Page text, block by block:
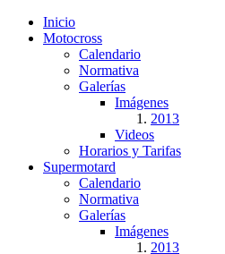
Inicio
Motocross
Calendario
Normativa
Galerías
Imágenes
2013
Videos
Horarios y Tarifas
Supermotard
Calendario
Normativa
Galerías
Imágenes
2013